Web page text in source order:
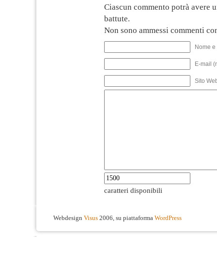
Ciascun commento potrà avere
battute.
Non sono ammessi commenti
Nome
E-mail
Sito
caratteri disponibili
Webdesign Visus 2006, su piattaforma WordPress